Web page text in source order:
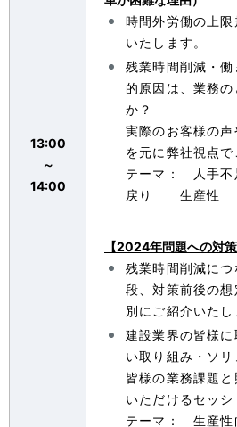
13:00
～
14:00
時間外労働の上
いたします。
残業時間削減・
的原因は、業務
か？
実際のお客様の
を元に弊社視点で
テーマ： 人
戻り 生産性
【2024年問題への対策
残業時間削減に
段、対策前後の
別にご紹介いたし
建設業界の皆様
い取り組み・ソ
皆様の業務課題
いただけるセッシ
テーマ： 生産